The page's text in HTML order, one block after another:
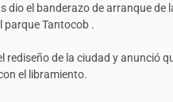
dio el banderazo de arranque
parque Tantocob .
de la ciudad y anunció
el libramiento.